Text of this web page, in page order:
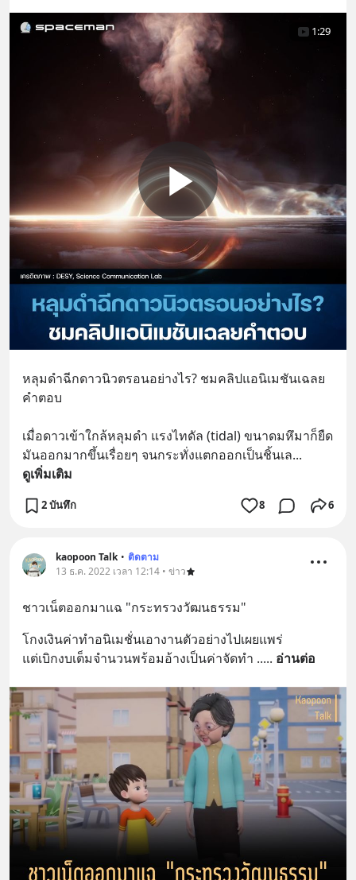
1:29
หลุมดำฉีกดาวนิวตรอนอย่างไร? ชมคลิปแอนิเมชันเฉลย
คำตอบ
เมื่อดาวเข้าใกล้หลุมดำ แรงไทดัล (tidal) ขนาดมหึมาก็ยืด
มันออกมากขึ้นเรื่อยๆ จนกระทั่งแตกออกเป็นชิ้นเล...
ดูเพิ่มเติม
2 บันทึก 8 6
kaopoon Talk • ติดตาม
13 ธ.ค. 2022 เวลา 12:14 • ข่าว
ชาวเน็ตออกมาแฉ "กระทรวงวัฒนธรรม"
โกงเงินค่าทำอนิเมชั่นเอางานตัวอย่างไปเผยแพร่
แต่เบิกงบเต็มจำนวนพร้อมอ้างเป็นค่าจัดทำ ..... อ่านต่อ